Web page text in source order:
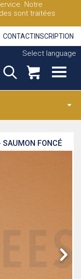
Notre
sont traitées
CONTACT INSCRIPTION
Select language
SAUMON FONCÉ